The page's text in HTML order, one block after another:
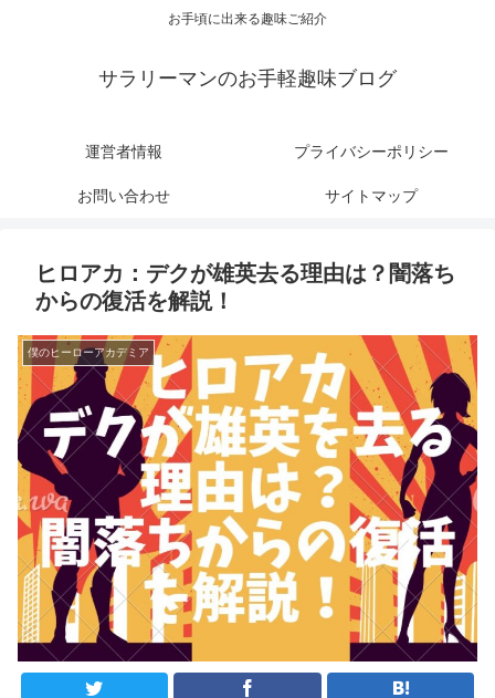
お手頃に出来る趣味ご紹介
サラリーマンのお手軽趣味ブログ
運営者情報 プライバシーポリシー
お問い合わせ サイトマップ
ヒロアカ：デクが雄英去る理由は？闇落ち
からの復活を解説！
僕のヒーローアカデミア